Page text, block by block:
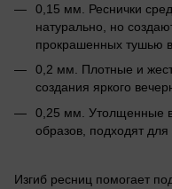
0,15 мм. Реснички
натурально, но
прокрашенных тушью
0,2 мм. Плотные и
создания яркого
0,25 мм. Утолщенные
образов, подходят
Изгиб ресниц помогает